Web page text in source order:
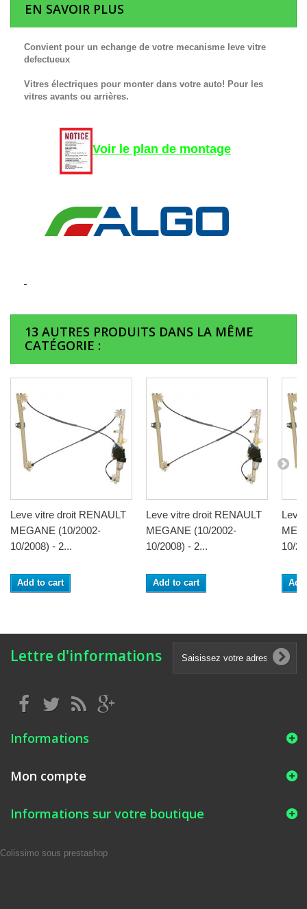
EN SAVOIR PLUS
Convient pour un echange de votre mecanisme leve vitre
defectueux
Vitres électriques pour monter dans votre auto! Pour les
vitres avants ou arrières.
Voir le plan de montage
13 AUTRES PRODUITS DANS LA MÊME
CATÉGORIE :
Leve vitre droit RENAULT
MEGANE (10/2002-
10/2008) - 2...
Add to cart
Leve vitre droit RENAULT
MEGANE (10/2002-
10/2008) - 2...
Add to cart
Leve
10/
Lettre d'informations
Informations
Mon compte
Informations sur votre boutique
Colissimo sous prestashop